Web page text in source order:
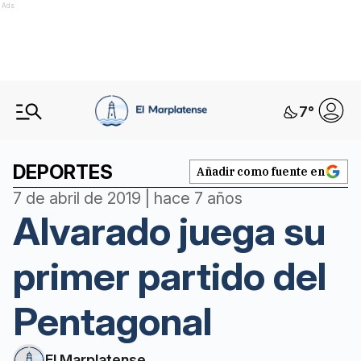
Ads
7°
DEPORTES Añadir como fuente en
7 de abril de 2019 | hace 7 años
Alvarado juega su
primer partido del
Pentagonal